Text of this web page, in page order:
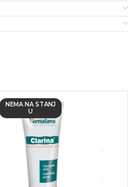
NEMA NA STANJ
U